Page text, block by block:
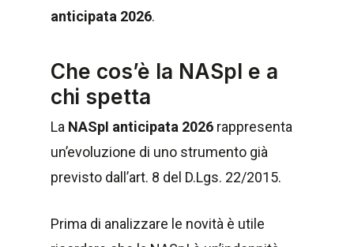
anticipata 2026.
Che cos’è la NASpI e a
chi spetta
La NASpI anticipata 2026 rappresenta
un’evoluzione di uno strumento già
previsto dall’art. 8 del D.Lgs. 22/2015.
Prima di analizzare le novità è utile